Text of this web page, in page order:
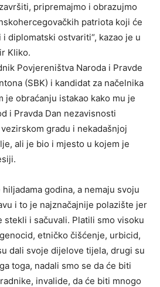
pripremajmo i obrazujmo
patriota koji će
diplomatski ostvariti“, kazao je u
Kliko.
Povjereništva Naroda i Pravde
(SBK) i kandidat za načelnika
je obraćanju istakao kako mu je
i Pravda Dan nezavisnosti
gradu i nekadašnjoj
ali je bio i mjesto u kojem je
godina, a nemaju svoju
i to je najznačajnije polazište jer
stekli i sačuvali. Platili smo visoku
etničko čišćenje, urbicid,
dali svoje dijelove tijela, drugi su
toga, nadali smo se da će biti
invalide, da će biti mnogo